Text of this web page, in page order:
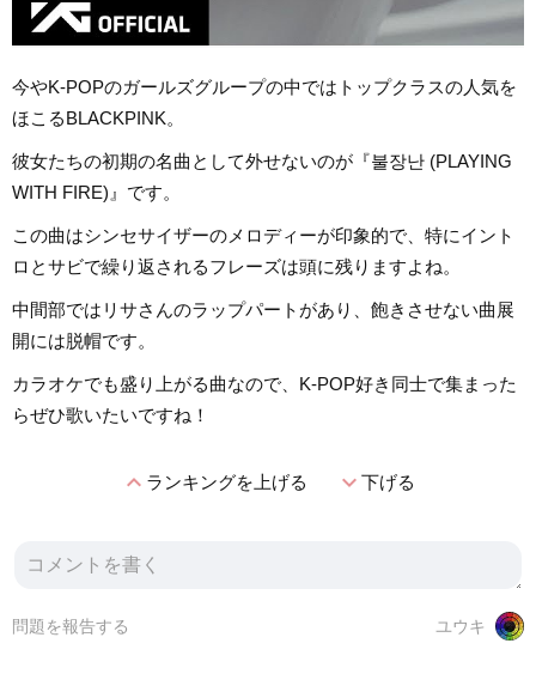
今やK-POPのガールズグループの中ではトップクラスの人気を
ほこるBLACKPINK。
彼女たちの初期の名曲として外せないのが『불장난 (PLAYING
WITH FIRE)』です。
この曲はシンセサイザーのメロディーが印象的で、特にイント
ロとサビで繰り返されるフレーズは頭に残りますよね。
中間部ではリサさんのラップパートがあり、飽きさせない曲展
開には脱帽です。
カラオケでも盛り上がる曲なので、K-POP好き同士で集まった
らぜひ歌いたいですね！
expand_lessランキングを上げる expand_more下げる
ユウキ
問題を報告する